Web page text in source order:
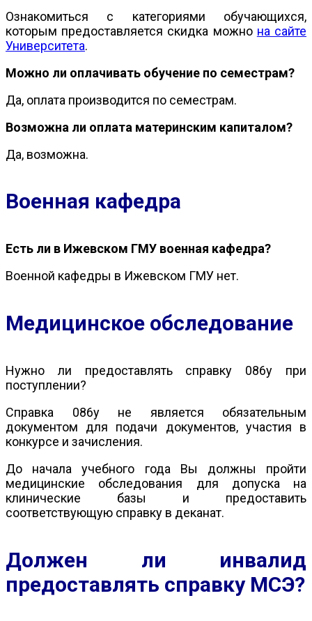
Ознакомиться с категориями обучающихся,
которым предоставляется скидка можно на сайте
Университета.
Можно ли оплачивать обучение по семестрам?
Да, оплата производится по семестрам.
Возможна ли оплата материнским капиталом?
Да, возможна.
Военная кафедра
Есть ли в Ижевском ГМУ военная кафедра?
Военной кафедры в Ижевском ГМУ нет.
Медицинское обследование
Нужно ли предоставлять справку 086у при
поступлении?
Справка 086у не является обязательным
документом для подачи документов, участия в
конкурсе и зачисления.
До начала учебного года Вы должны пройти
медицинские обследования для допуска на
клинические базы и предоставить
соответствующую справку в деканат.
Должен ли инвалид
предоставлять справку МСЭ?